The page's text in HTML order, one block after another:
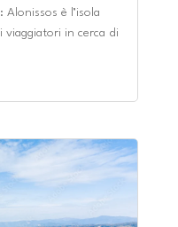
è l’isola
viaggiatori in cerca di